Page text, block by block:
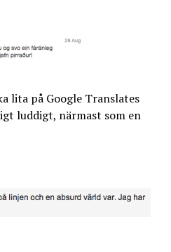
lita på Google Translates
luddigt, närmast som en